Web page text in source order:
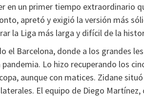
en un primer tiempo extraordinario
apretó y exigió la versión más
la Liga más larga y difícil de la
el Barcelona, donde a los grandes
Lo hizo recuperando los
aunque con matices. Zidane
El equipo de Diego